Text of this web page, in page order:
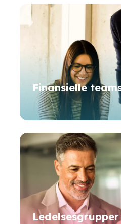
Finansielle
Ledelsesgrupper